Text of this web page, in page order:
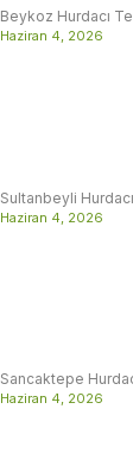
Beykoz Hurdacı
Haziran 4, 2026
Sultanbeyli Hurdacı
Haziran 4, 2026
Sancaktepe
Haziran 4, 2026